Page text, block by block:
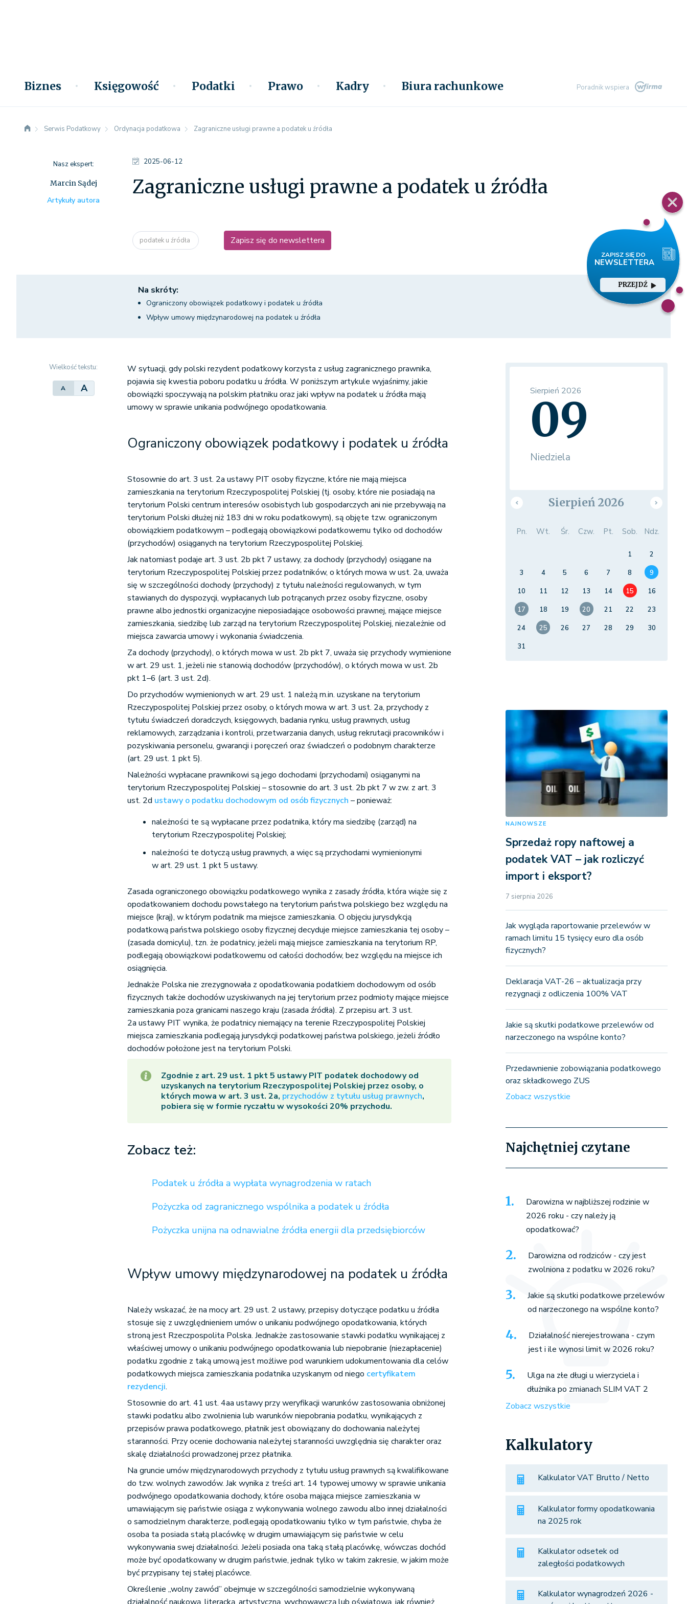
Biznes Księgowość Podatki Prawo Kadry Biura rachunkowe Poradnik wspiera
PRZEJDŹ
Serwis Podatkowy Ordynacja podatkowa Zagraniczne usługi prawne a podatek u źródła
2025-06-12
Zagraniczne usługi prawne a podatek u źródła
podatek u źródła Zapisz się do newslettera
Nasz ekspert:
Marcin Sądej
Artykuły autora
Na skróty:
Ograniczony obowiązek podatkowy i podatek u źródła
Wpływ umowy międzynarodowej na podatek u źródła
Wielkość tekstu:
A A
W sytuacji, gdy polski rezydent podatkowy korzysta z usług zagranicznego prawnika,
pojawia się kwestia poboru podatku u źródła. W poniższym artykule wyjaśnimy, jakie
obowiązki spoczywają na polskim płatniku oraz jaki wpływ na podatek u źródła mają
umowy w sprawie unikania podwójnego opodatkowania.
Ograniczony obowiązek podatkowy i podatek u źródła
Stosownie do art. 3 ust. 2a ustawy PIT osoby fizyczne, które nie mają miejsca
zamieszkania na terytorium Rzeczypospolitej Polskiej (tj. osoby, które nie posiadają na
terytorium Polski centrum interesów osobistych lub gospodarczych ani nie przebywają na
terytorium Polski dłużej niż 183 dni w roku podatkowym), są objęte tzw. ograniczonym
obowiązkiem podatkowym – podlegają obowiązkowi podatkowemu tylko od dochodów
(przychodów) osiąganych na terytorium Rzeczypospolitej Polskiej.
Jak natomiast podaje art. 3 ust. 2b pkt 7 ustawy, za dochody (przychody) osiągane na
terytorium Rzeczypospolitej Polskiej przez podatników, o których mowa w ust. 2a, uważa
się w szczególności dochody (przychody) z tytułu należności regulowanych, w tym
stawianych do dyspozycji, wypłacanych lub potrącanych przez osoby fizyczne, osoby
prawne albo jednostki organizacyjne nieposiadające osobowości prawnej, mające miejsce
zamieszkania, siedzibę lub zarząd na terytorium Rzeczypospolitej Polskiej, niezależnie od
miejsca zawarcia umowy i wykonania świadczenia.
Za dochody (przychody), o których mowa w ust. 2b pkt 7, uważa się przychody wymienione
w art. 29 ust. 1, jeżeli nie stanowią dochodów (przychodów), o których mowa w ust. 2b
pkt 1–6 (art. 3 ust. 2d).
Do przychodów wymienionych w art. 29 ust. 1 należą m.in. uzyskane na terytorium
Rzeczypospolitej Polskiej przez osoby, o których mowa w art. 3 ust. 2a, przychody z
tytułu świadczeń doradczych, księgowych, badania rynku, usług prawnych, usług
reklamowych, zarządzania i kontroli, przetwarzania danych, usług rekrutacji pracowników i
pozyskiwania personelu, gwarancji i poręczeń oraz świadczeń o podobnym charakterze
(art. 29 ust. 1 pkt 5).
Należności wypłacane prawnikowi są jego dochodami (przychodami) osiąganymi na
terytorium Rzeczypospolitej Polskiej – stosownie do art. 3 ust. 2b pkt 7 w zw. z art. 3
ust. 2d ustawy o podatku dochodowym od osób fizycznych – ponieważ:
należności te są wypłacane przez podatnika, który ma siedzibę (zarząd) na
terytorium Rzeczypospolitej Polskiej;
należności te dotyczą usług prawnych, a więc są przychodami wymienionymi
w art. 29 ust. 1 pkt 5 ustawy.
Zasada ograniczonego obowiązku podatkowego wynika z zasady źródła, która wiąże się z
opodatkowaniem dochodu powstałego na terytorium państwa polskiego bez względu na
miejsce (kraj), w którym podatnik ma miejsce zamieszkania. O objęciu jurysdykcją
podatkową państwa polskiego osoby fizycznej decyduje miejsce zamieszkania tej osoby –
(zasada domicylu), tzn. że podatnicy, jeżeli mają miejsce zamieszkania na terytorium RP,
podlegają obowiązkowi podatkowemu od całości dochodów, bez względu na miejsce ich
osiągnięcia.
Jednakże Polska nie zrezygnowała z opodatkowania podatkiem dochodowym od osób
fizycznych także dochodów uzyskiwanych na jej terytorium przez podmioty mające miejsce
zamieszkania poza granicami naszego kraju (zasada źródła). Z przepisu art. 3 ust.
2a ustawy PIT wynika, że podatnicy niemający na terenie Rzeczypospolitej Polskiej
miejsca zamieszkania podlegają jurysdykcji podatkowej państwa polskiego, jeżeli źródło
dochodów położone jest na terytorium Polski.
Zgodnie z art. 29 ust. 1 pkt 5 ustawy PIT podatek dochodowy od
uzyskanych na terytorium Rzeczypospolitej Polskiej przez osoby, o
których mowa w art. 3 ust. 2a, przychodów z tytułu usług prawnych,
pobiera się w formie ryczałtu w wysokości 20% przychodu.
Zobacz też:
Podatek u źródła a wypłata wynagrodzenia w ratach
Pożyczka od zagranicznego wspólnika a podatek u źródła
Pożyczka unijna na odnawialne źródła energii dla przedsiębiorców
Wpływ umowy międzynarodowej na podatek u źródła
Należy wskazać, że na mocy art. 29 ust. 2 ustawy, przepisy dotyczące podatku u źródła
stosuje się z uwzględnieniem umów o unikaniu podwójnego opodatkowania, których
stroną jest Rzeczpospolita Polska. Jednakże zastosowanie stawki podatku wynikającej z
właściwej umowy o unikaniu podwójnego opodatkowania lub niepobranie (niezapłacenie)
podatku zgodnie z taką umową jest możliwe pod warunkiem udokumentowania dla celów
podatkowych miejsca zamieszkania podatnika uzyskanym od niego certyfikatem
rezydencji.
Stosownie do art. 41 ust. 4aa ustawy przy weryfikacji warunków zastosowania obniżonej
stawki podatku albo zwolnienia lub warunków niepobrania podatku, wynikających z
przepisów prawa podatkowego, płatnik jest obowiązany do dochowania należytej
staranności. Przy ocenie dochowania należytej staranności uwzględnia się charakter oraz
skalę działalności prowadzonej przez płatnika.
Na gruncie umów międzynarodowych przychody z tytułu usług prawnych są kwalifikowane
do tzw. wolnych zawodów. Jak wynika z treści art. 14 typowej umowy w sprawie unikania
podwójnego opodatkowania dochody, które osoba mająca miejsce zamieszkania w
umawiającym się państwie osiąga z wykonywania wolnego zawodu albo innej działalności
o samodzielnym charakterze, podlegają opodatkowaniu tylko w tym państwie, chyba że
osoba ta posiada stałą placówkę w drugim umawiającym się państwie w celu
wykonywania swej działalności. Jeżeli posiada ona taką stałą placówkę, wówczas dochód
może być opodatkowany w drugim państwie, jednak tylko w takim zakresie, w jakim może
być przypisany tej stałej placówce.
Określenie „wolny zawód” obejmuje w szczególności samodzielnie wykonywaną
Sierpień 2026
09
Niedziela
Sierpień 2026
Pn. Wt. Śr. Czw. Pt. Sob. Ndz.
1
2
3
4 5 6 7 8
9
10
11 12 13 14 15
16
17
18 19 20 21 22
23
24
25 26 27 28 29
30
31
NAJNOWSZE
Sprzedaż ropy naftowej a
podatek VAT – jak rozliczyć
import i eksport?
7 sierpnia 2026
Jak wygląda raportowanie przelewów w
ramach limitu 15 tysięcy euro dla osób
fizycznych?
Deklaracja VAT-26 – aktualizacja przy
rezygnacji z odliczenia 100% VAT
Jakie są skutki podatkowe przelewów od
narzeczonego na wspólne konto?
Przedawnienie zobowiązania podatkowego
oraz składkowego ZUS
Zobacz wszystkie
Najchętniej czytane
Darowizna w najbliższej rodzinie w
2026 roku - czy należy ją
opodatkować?
Darowizna od rodziców - czy jest
zwolniona z podatku w 2026 roku?
Jakie są skutki podatkowe przelewów
od narzeczonego na wspólne konto?
Działalność nierejestrowana - czym
jest i ile wynosi limit w 2026 roku?
Ulga na złe długi u wierzyciela i
dłużnika po zmianach SLIM VAT 2
Zobacz wszystkie
Kalkulatory
Kalkulator VAT Brutto / Netto
Kalkulator formy opodatkowania
na 2025 rok
Kalkulator odsetek od
zaległości podatkowych
Kalkulator wynagrodzeń 2026 -